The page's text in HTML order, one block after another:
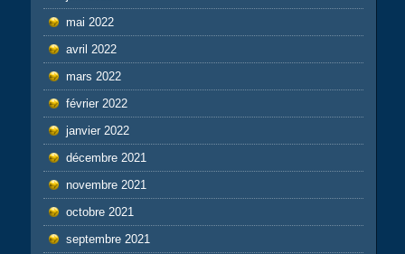
mai 2022
avril 2022
mars 2022
février 2022
janvier 2022
décembre 2021
novembre 2021
octobre 2021
septembre 2021